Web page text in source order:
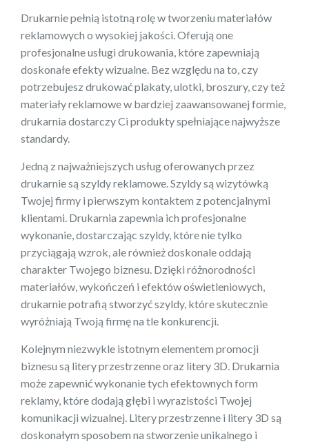
Drukarnie pełnią istotną rolę w tworzeniu materiałów
reklamowych o wysokiej jakości. Oferują one
profesjonalne usługi drukowania, które zapewniają
doskonałe efekty wizualne. Bez względu na to, czy
potrzebujesz drukować plakaty, ulotki, broszury, czy też
materiały reklamowe w bardziej zaawansowanej formie,
drukarnia dostarczy Ci produkty spełniające najwyższe
standardy.
Jedną z najważniejszych usług oferowanych przez
drukarnie są szyldy reklamowe. Szyldy są wizytówką
Twojej firmy i pierwszym kontaktem z potencjalnymi
klientami. Drukarnia zapewnia ich profesjonalne
wykonanie, dostarczając szyldy, które nie tylko
przyciągają wzrok, ale również doskonale oddają
charakter Twojego biznesu. Dzięki różnorodności
materiałów, wykończeń i efektów oświetleniowych,
drukarnie potrafią stworzyć szyldy, które skutecznie
wyróżniają Twoją firmę na tle konkurencji.
Kolejnym niezwykle istotnym elementem promocji
biznesu są litery przestrzenne oraz litery 3D. Drukarnia
może zapewnić wykonanie tych efektownych form
reklamy, które dodają głębi i wyrazistości Twojej
komunikacji wizualnej. Litery przestrzenne i litery 3D są
doskonałym sposobem na stworzenie unikalnego i